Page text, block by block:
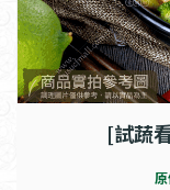
[試蔬
原